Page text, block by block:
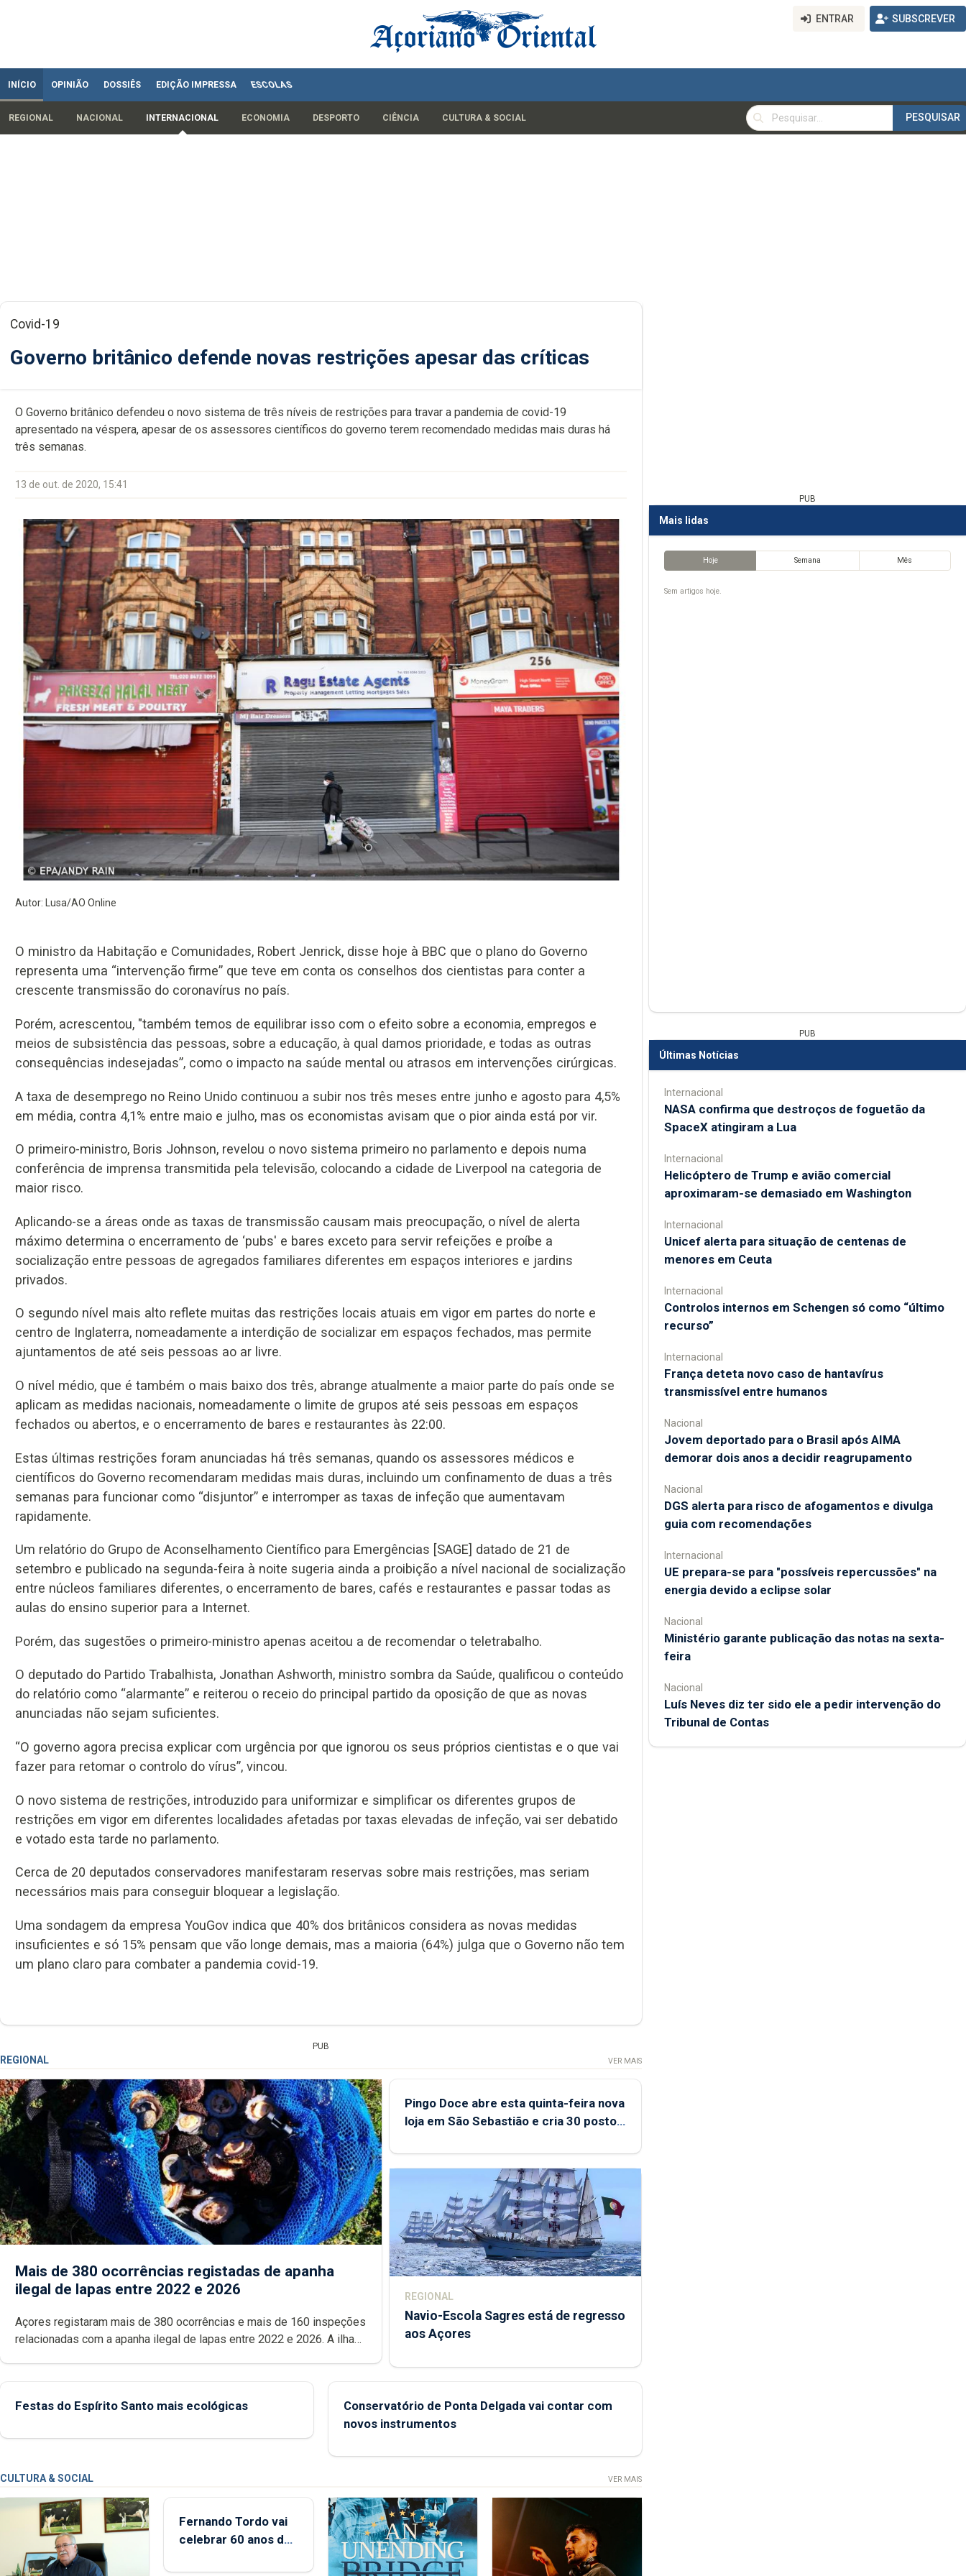
ENTRAR SUBSCREVER
INÍCIO OPINIÃO DOSSIÊS EDIÇÃO IMPRESSA ESCOLAS
REGIONAL NACIONAL INTERNACIONAL ECONOMIA DESPORTO CIÊNCIA CULTURA & SOCIAL
PESQUISAR
PESQUISAR
Covid-19
Governo britânico defende novas restrições apesar das críticas
O Governo britânico defendeu o novo sistema de três níveis de restrições para travar a pandemia de covid-19
apresentado na véspera, apesar de os assessores científicos do governo terem recomendado medidas mais duras há
três semanas.
13 de out. de 2020, 15:41
Autor: Lusa/AO Online
O ministro da Habitação e Comunidades, Robert Jenrick, disse hoje à BBC que o plano do Governo
representa uma “intervenção firme” que teve em conta os conselhos dos cientistas para conter a
crescente transmissão do coronavírus no país.
Porém, acrescentou, "também temos de equilibrar isso com o efeito sobre a economia, empregos e
meios de subsistência das pessoas, sobre a educação, à qual damos prioridade, e todas as outras
consequências indesejadas”, como o impacto na saúde mental ou atrasos em intervenções cirúrgicas.
A taxa de desemprego no Reino Unido continuou a subir nos três meses entre junho e agosto para 4,5%
em média, contra 4,1% entre maio e julho, mas os economistas avisam que o pior ainda está por vir.
O primeiro-ministro, Boris Johnson, revelou o novo sistema primeiro no parlamento e depois numa
conferência de imprensa transmitida pela televisão, colocando a cidade de Liverpool na categoria de
maior risco.
Aplicando-se a áreas onde as taxas de transmissão causam mais preocupação, o nível de alerta
máximo determina o encerramento de ‘pubs' e bares exceto para servir refeições e proíbe a
socialização entre pessoas de agregados familiares diferentes em espaços interiores e jardins
privados.
O segundo nível mais alto reflete muitas das restrições locais atuais em vigor em partes do norte e
centro de Inglaterra, nomeadamente a interdição de socializar em espaços fechados, mas permite
ajuntamentos de até seis pessoas ao ar livre.
O nível médio, que é também o mais baixo dos três, abrange atualmente a maior parte do país onde se
aplicam as medidas nacionais, nomeadamente o limite de grupos até seis pessoas em espaços
fechados ou abertos, e o encerramento de bares e restaurantes às 22:00.
Estas últimas restrições foram anunciadas há três semanas, quando os assessores médicos e
científicos do Governo recomendaram medidas mais duras, incluindo um confinamento de duas a três
semanas para funcionar como “disjuntor” e interromper as taxas de infeção que aumentavam
rapidamente.
Um relatório do Grupo de Aconselhamento Científico para Emergências [SAGE] datado de 21 de
setembro e publicado na segunda-feira à noite sugeria ainda a proibição a nível nacional de socialização
entre núcleos familiares diferentes, o encerramento de bares, cafés e restaurantes e passar todas as
aulas do ensino superior para a Internet.
Porém, das sugestões o primeiro-ministro apenas aceitou a de recomendar o teletrabalho.
O deputado do Partido Trabalhista, Jonathan Ashworth, ministro sombra da Saúde, qualificou o conteúdo
do relatório como “alarmante” e reiterou o receio do principal partido da oposição de que as novas
anunciadas não sejam suficientes.
“O governo agora precisa explicar com urgência por que ignorou os seus próprios cientistas e o que vai
fazer para retomar o controlo do vírus”, vincou.
O novo sistema de restrições, introduzido para uniformizar e simplificar os diferentes grupos de
restrições em vigor em diferentes localidades afetadas por taxas elevadas de infeção, vai ser debatido
e votado esta tarde no parlamento.
Cerca de 20 deputados conservadores manifestaram reservas sobre mais restrições, mas seriam
necessários mais para conseguir bloquear a legislação.
Uma sondagem da empresa YouGov indica que 40% dos britânicos considera as novas medidas
insuficientes e só 15% pensam que vão longe demais, mas a maioria (64%) julga que o Governo não tem
um plano claro para combater a pandemia covid-19.
PUB
REGIONAL VER MAIS
Mais de 380 ocorrências registadas de apanha
ilegal de lapas entre 2022 e 2026
Açores registaram mais de 380 ocorrências e mais de 160 inspeções
relacionadas com a apanha ilegal de lapas entre 2022 e 2026. A ilha
Pingo Doce abre esta quinta-feira nova
loja em São Sebastião e cria 30 postos
REGIONAL
Navio-Escola Sagres está de regresso
aos Açores
Festas do Espírito Santo mais ecológicas
Conservatório de Ponta Delgada vai contar com
novos instrumentos
CULTURA & SOCIAL VER MAIS
Fernando Tordo vai
celebrar 60 anos de
PUB
Mais lidas
Hoje Semana Mês
Sem artigos hoje.
PUB
Últimas Notícias
Internacional
NASA confirma que destroços de foguetão da
SpaceX atingiram a Lua
Internacional
Helicóptero de Trump e avião comercial
aproximaram-se demasiado em Washington
Internacional
Unicef alerta para situação de centenas de
menores em Ceuta
Internacional
Controlos internos em Schengen só como “último
recurso”
Internacional
França deteta novo caso de hantavírus
transmissível entre humanos
Nacional
Jovem deportado para o Brasil após AIMA
demorar dois anos a decidir reagrupamento
Nacional
DGS alerta para risco de afogamentos e divulga
guia com recomendações
Internacional
UE prepara-se para "possíveis repercussões" na
energia devido a eclipse solar
Nacional
Ministério garante publicação das notas na sexta-
feira
Nacional
Luís Neves diz ter sido ele a pedir intervenção do
Tribunal de Contas